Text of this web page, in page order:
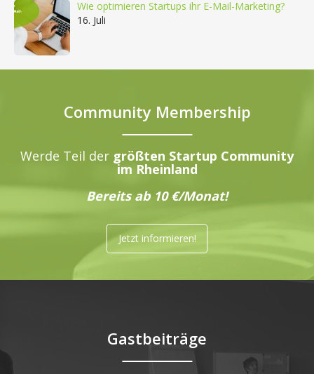
Wie optimieren Startups ihr E-Mail-Marketing?
16. Juli
Community Membership
Werde Teil der größten Startup Community
im Rheinland
Bereits ab 10 €/Monat!
Jetzt informieren!
Gastbeiträge